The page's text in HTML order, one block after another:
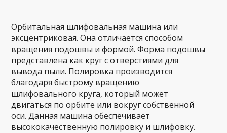
Орбитальная шлифовальная машина или
эксцентриковая. Она отличается способом
вращения подошвы и формой. Форма подошвы
представлена как круг с отверстиями для
вывода пыли. Полировка производится
благодаря быстрому вращению
шлифовального круга, который может
двигаться по орбите или вокруг собственной
оси. Данная машина обеспечивает
высококачественную полировку и шлифовку.